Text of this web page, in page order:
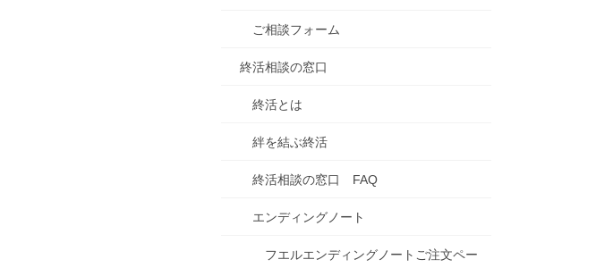
ご相談フォーム
終活相談の窓口
終活とは
絆を結ぶ終活
終活相談の窓口 FAQ
エンディングノート
フエルエンディングノートご注文ペー